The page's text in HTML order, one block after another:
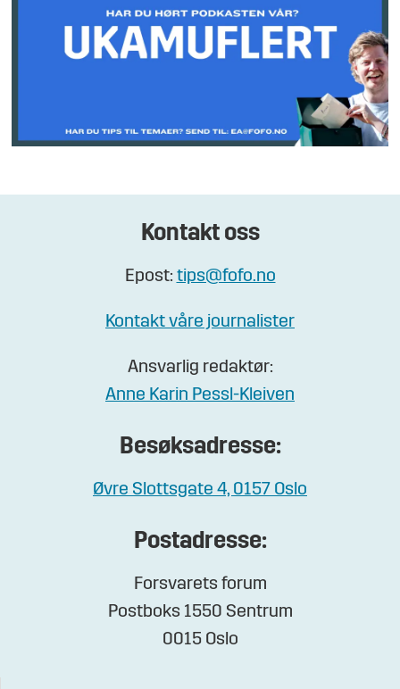
Kontakt oss
Epost: tips@fofo.no
Kontakt våre journalister
Ansvarlig redaktør:
Anne Karin Pessl-Kleiven
Besøksadresse:
Øvre Slottsgate 4, 0157 Oslo
Postadresse:
Forsvarets forum
Postboks 1550 Sentrum
0015 Oslo